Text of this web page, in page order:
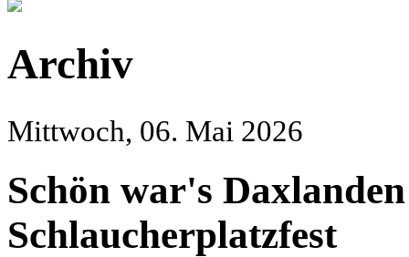
Archiv
Mittwoch, 06. Mai 2026
Schön war's
Schlaucherplatzfest